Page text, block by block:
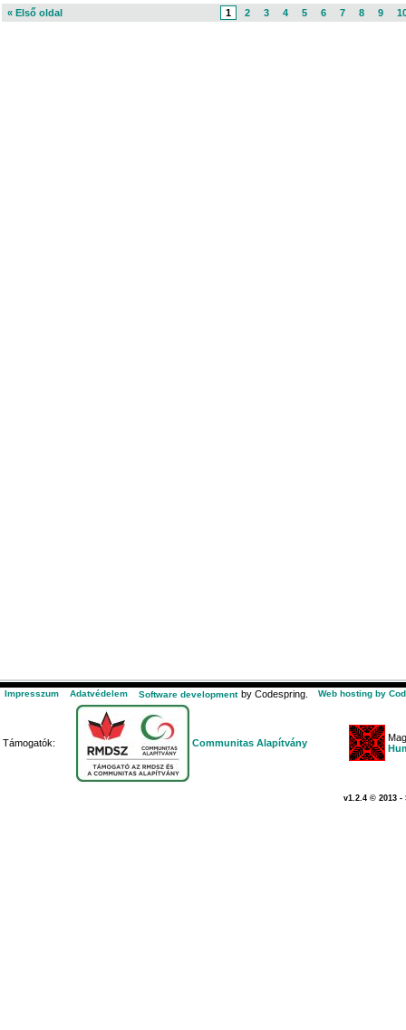
« Első oldal 1 2 3 4 5 6 7 8 9
Impresszum Adatvédelem Software development by Codespring. Web hosting by
Támogatók: Communitas Alapítvány
v1.2.4 © 2013